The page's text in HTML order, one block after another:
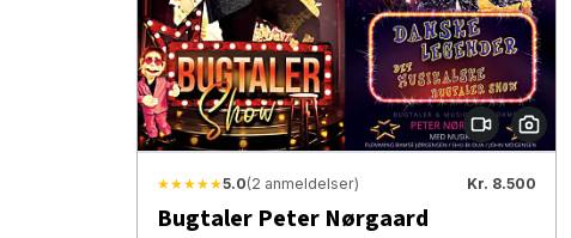
★★★★★5.0(2 anmeldelser) Kr. 8.500
Bugtaler Peter Nørgaard